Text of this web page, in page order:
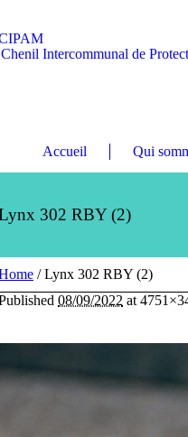
Chenil Intercommunal de
Accueil Qui
302 RBY (2)
/Lynx 302 RBY (2)
08/09/2022 at